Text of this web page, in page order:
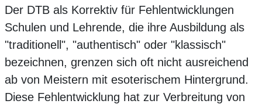
Der DTB als Korrektiv für Fehlentwicklungen
Schulen und Lehrende, die ihre Ausbildung als
"traditionell", "authentisch" oder "klassisch"
bezeichnen, grenzen sich oft nicht ausreichend
ab von Meistern mit esoterischem Hintergrund.
Diese Fehlentwicklung hat zur Verbreitung von